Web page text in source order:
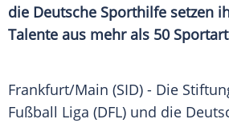
die Deutsche Sporthilfe setzen
Talente aus mehr als 50
Frankfurt/Main (SID) - Die
Fußball Liga (DFL) und die